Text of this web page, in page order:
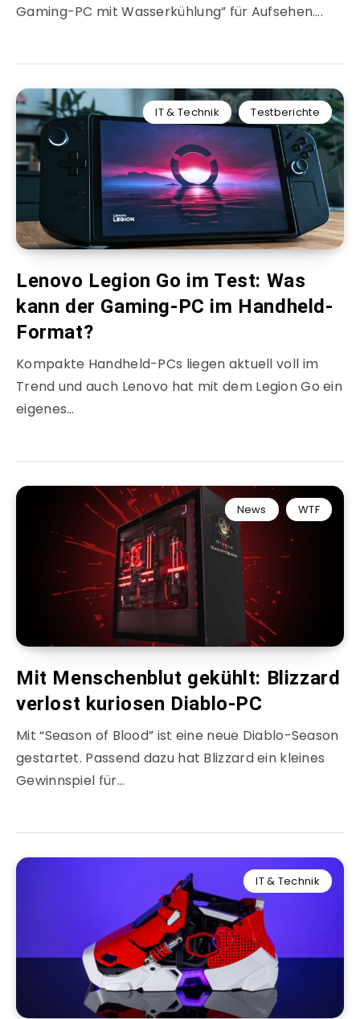
Gaming-PC mit Wasserkühlung” für Aufsehen….
IT & Technik Testberichte
Lenovo Legion Go im Test: Was
kann der Gaming-PC im Handheld-
Format?
Kompakte Handheld-PCs liegen aktuell voll im
Trend und auch Lenovo hat mit dem Legion Go ein
eigenes…
News WTF
Mit Menschenblut gekühlt: Blizzard
verlost kuriosen Diablo-PC
Mit “Season of Blood” ist eine neue Diablo-Season
gestartet. Passend dazu hat Blizzard ein kleines
Gewinnspiel für…
IT & Technik